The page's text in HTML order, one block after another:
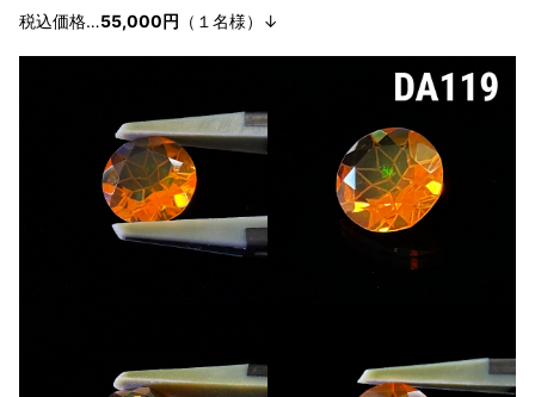
税込価格…55,000円 （１ 名様）↓